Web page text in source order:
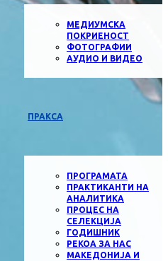
МЕДИУМСКА
ПОКРИЕНОСТ
ФОТОГРАФИИ
АУДИО И ВИДЕО
ПРАКСА
ПРОГРАМАТА
ПРАКТИКАНТИ НА
АНАЛИТИКА
ПРОЦЕС НА
СЕЛЕКЦИЈА
ГОДИШНИК
РЕКОА ЗА НАС
МАКЕДОНИЈА И